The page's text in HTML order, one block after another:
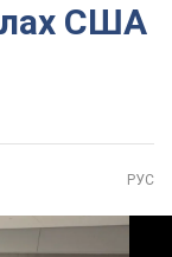
США
РУС